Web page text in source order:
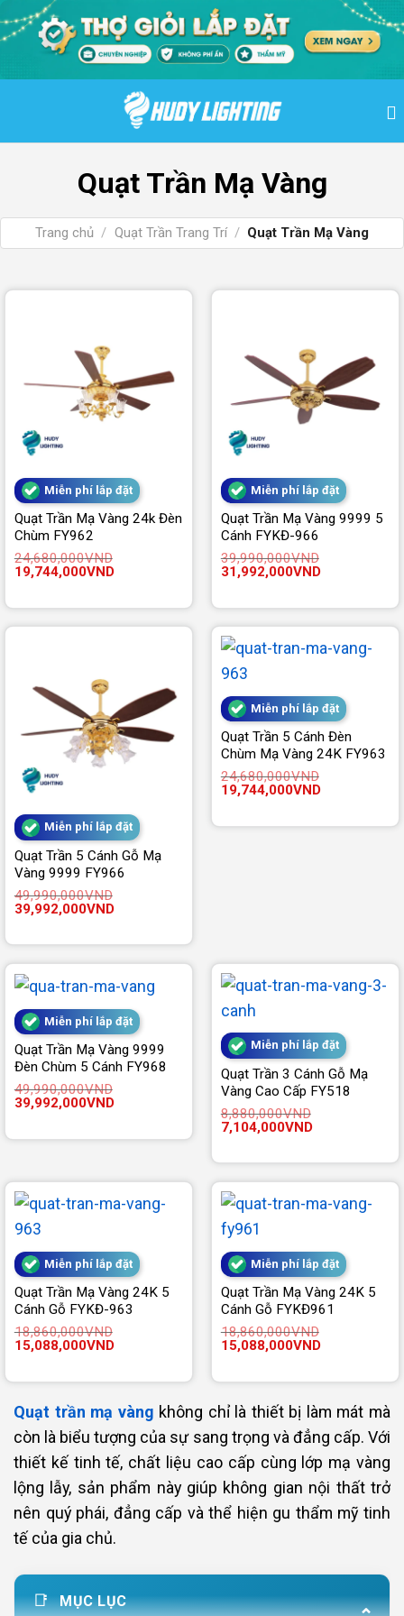
qua
Quạt Trần Mạ Vàng
Trang chủ / Quạt Trần Trang Trí / Quạt Trần Mạ Vàng
Miễn phí lắp đặt
Quạt Trần Mạ Vàng 24k Đèn
Chùm FY962
24,680,000VND
Giá
gốc
24,680,000VND.
19,744,000VNDGiá
là:
19,744,000VND.
Miễn phí lắp đặt
Quạt Trần Mạ Vàng 9999 5
Cánh FYKĐ-966
39,990,000VND
Giá
gốc
39,990,000VND.
31,992,000VNDGiá
là:
Miễn phí lắp đặt
Quạt Trần 5 Cánh Gỗ Mạ
Vàng 9999 FY966
49,990,000VND
Giá
gốc
49,990,000VND.
39,992,000VNDGiá
là:
39,992,000VND.
Miễn phí lắp đặt
Quạt Trần 5 Cánh Đèn
Chùm Mạ Vàng 24K FY963
24,680,000VND
Giá
24,680,000VND.
19,744,000VNDGiá
là:
Miễn phí lắp đặt
Quạt Trần Mạ Vàng 9999
Đèn Chùm 5 Cánh FY968
49,990,000VND
Giá
gốc
49,990,000VND.
39,992,000VNDGiá
là:
39,992,000VND.
Miễn phí lắp đặt
Quạt Trần 3 Cánh Gỗ Mạ
Vàng Cao Cấp FY518
8,880,000VND
Giá
gốc
8,880,000VND.
7,104,000VNDGiá
là:
7,104,000VND.
Miễn phí lắp đặt
Quạt Trần Mạ Vàng 24K 5
Cánh Gỗ FYKĐ-963
18,860,000VND
Giá
gốc
18,860,000VND.
15,088,000VNDGiá
là:
Miễn phí lắp đặt
Quạt Trần Mạ Vàng 24K 5
Cánh Gỗ FYKĐ961
18,860,000VND
Giá
gốc
18,860,000VND.
15,088,000VNDGiá
là:
Quạt trần mạ vàng không chỉ là thiết bị làm mát mà
còn là biểu tượng của sự sang trọng và đẳng cấp. Với
thiết kế tinh tế, chất liệu cao cấp cùng lớp mạ vàng
lộng lẫy, sản phẩm này giúp không gian nội thất trở
nên quý phái, đẳng cấp và thể hiện gu thẩm mỹ tinh
tế của gia chủ.
MỤC LỤC